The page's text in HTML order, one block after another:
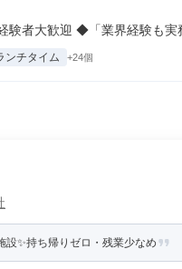
験者大歓迎 ◆「業界経験も実
ンチタイム +24個
✨持ち帰りゼロ・残業少なめ